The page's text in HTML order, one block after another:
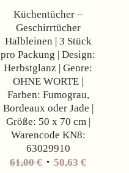
Küchentücher –
Geschirrtücher
Halbleinen | 3 Stück
pro Packung | Design:
Herbstglanz | Genre:
OHNE WORTE |
Farben: Fumograu,
Bordeaux oder Jade |
Größe: 50 x 70 cm |
Warencode KN8:
63029910
61,00€ 50,63€